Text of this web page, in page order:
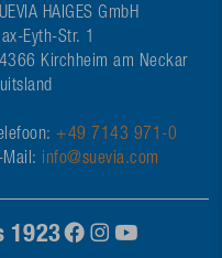
HAIGES GmbH
Eyth-Str. 1
Kirchheim am Neckar
+49 7143 971-0
Mail: info@suevia.com
1923